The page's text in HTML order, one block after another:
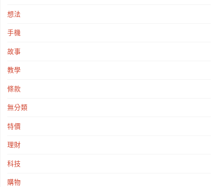
想法
手機
故事
教學
條款
無分類
特價
理財
科技
購物